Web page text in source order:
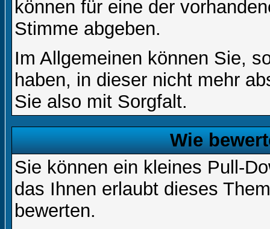
können für eine der
Stimme abgeben.
Im Allgemeinen können Sie,
haben, in dieser nicht mehr
Sie also mit Sorgfalt.
Wie
Sie können ein kleines Pull-
das Ihnen erlaubt dieses
bewerten.